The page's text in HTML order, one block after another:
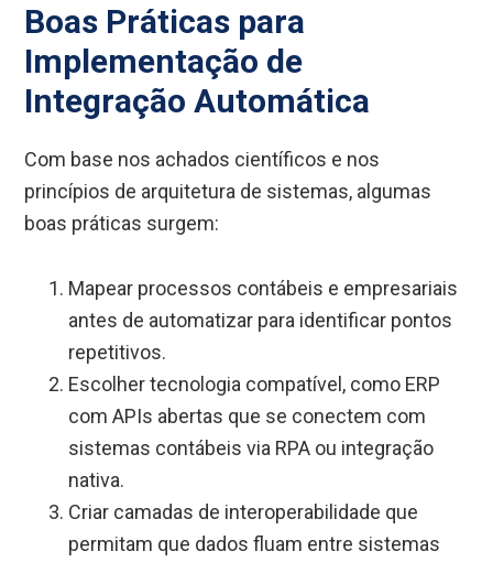
Boas Práticas para
Implementação de
Integração Automática
Com base nos achados científicos e nos
princípios de arquitetura de sistemas, algumas
boas práticas surgem:
Mapear processos contábeis e empresariais
antes de automatizar para identificar pontos
repetitivos.
Escolher tecnologia compatível, como ERP
com APIs abertas que se conectem com
sistemas contábeis via RPA ou integração
nativa.
Criar camadas de interoperabilidade que
permitam que dados fluam entre sistemas